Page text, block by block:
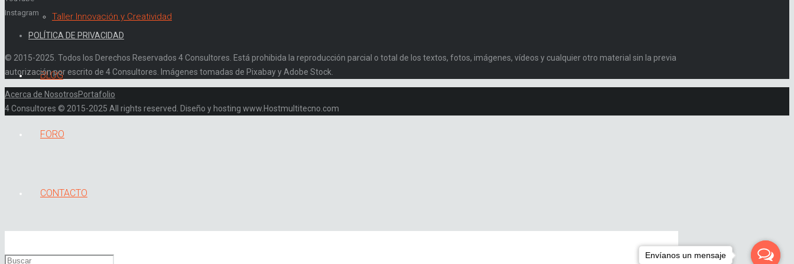
Taller Innovación y Creatividad
BLOG
FORO
CONTACTO
Instagram
POLÍTICA DE PRIVACIDAD
© 2015-2025. Todos los Derechos Reservados 4 Consultores. Está prohibida la reproducción parcial o total de los textos, fotos, imágenes, vídeos y cualquier otro material sin la previa
autorización por escrito de 4 Consultores. Imágenes tomadas de Pixabay y Adobe Stock.
Acerca de NosotrosPortafolio
4 Consultores © 2015-2025 All rights reserved. Diseño y hosting www.Hostmultitecno.com
Envíanos un mensaje
Envíanos un mensaje